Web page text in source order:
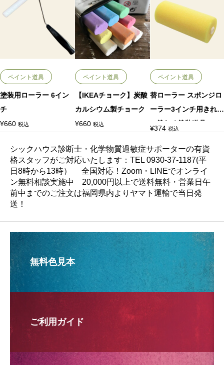
ペイント道具
塗装用ローラー 6イン
チ
¥660 税込
ペイント道具
【IKEAチョーク】炭酸
カルシウム製チョーク
¥660 税込
ペイント道具
替ローラー スポンジロ
ーラー3インチ用きれい
に塗れる塗装道具
¥374 税込
シックハウス診断士・化学物質過敏症サポーターの有資
格スタッフがご対応いたします：TEL 0930-37-1187(平
日8時から13時） 全国対応！Zoom・LINEでオンライ
ン無料相談実施中 20,000円以上で送料無料・営業日午
前中までのご注文は福岡県内よりヤマト運輸で当日発
送！
無料色見本
ご利用ガイド